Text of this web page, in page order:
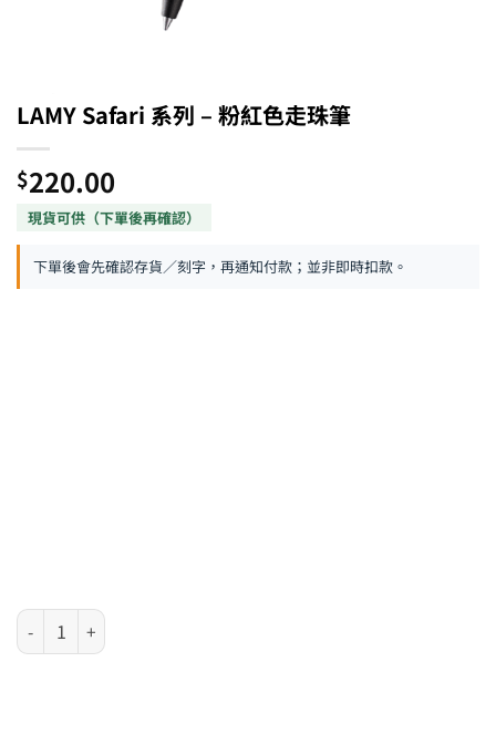
LAMY Safari 系列 – 粉紅色走珠筆
$220.00
下單後會先確認存貨／刻字，再通知付款；並非即時扣款。
LAMY Safari 系列 - 粉紅色走珠筆 數量